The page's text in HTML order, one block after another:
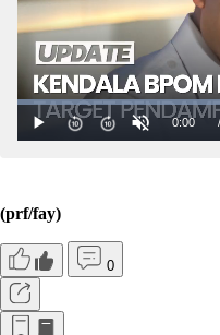
(prf/fay)
0